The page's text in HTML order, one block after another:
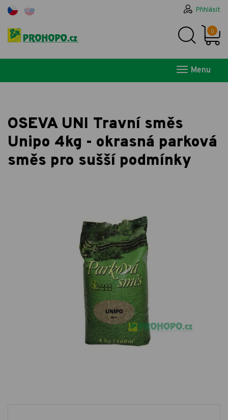
Přihlásit
0
Menu
OSEVA UNI Travní směs
Unipo 4kg - okrasná parková
směs pro sušší podmínky